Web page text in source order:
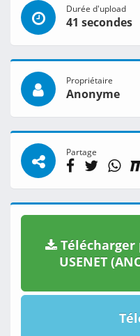
Durée d'upload
41 secondes
Propriétaire
Anonyme
Partage
USENET